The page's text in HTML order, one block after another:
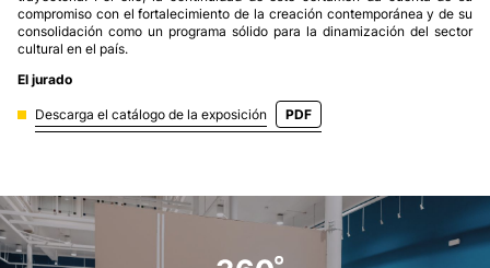
compromiso con el fortalecimiento de la creación contemporánea y de su
consolidación como un programa sólido para la dinamización del sector
cultural en el país.
El jurado
Descarga el catálogo de la exposición PDF